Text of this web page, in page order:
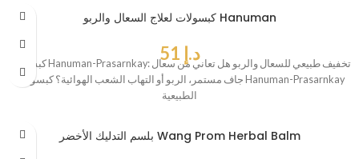
كبسولات لعلاج السعال والربو Hanuman
د.إ
كبسولات Hanuman-Prasarnkay: تخفيف طبيعي للسعال والربو هل تعاني من سعال
جاف مستمر، الربو أو التهاب الشعب الهوائية؟ كبسولات Hanuman-Prasarnkay
الطبيعية
بلسم التدليك الأخضر Wang Prom Herbal Balm